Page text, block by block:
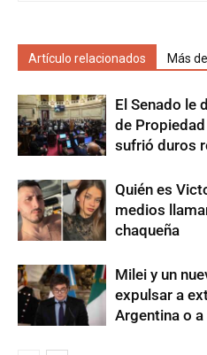
Artículo relacionados Más
El Senado le
de
sufrió duros
Quién es
medios
chaqueña
Milei y un
expulsar a
Argentina o